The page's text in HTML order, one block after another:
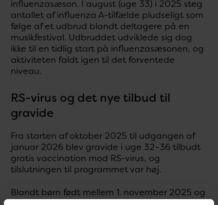
influenzasæson. I august (uge 33) i 2025 steg
antallet af influenza A-tilfælde pludseligt som
følge af et udbrud blandt deltagere på en
musikfestival. Udbruddet udviklede sig dog
ikke til en tidlig start på influenzasæsonen, og
aktiviteten faldt igen til det forventede
niveau.
RS-virus og det nye tilbud til
gravide
Fra starten af oktober 2025 til udgangen af
januar 2026 blev gravide i uge 32–36 tilbudt
gratis vaccination mod RS-virus, og
tilslutningen til programmet var høj.
Blandt børn født mellem 1. november 2025 og